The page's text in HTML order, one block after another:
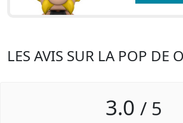
LES AVIS SUR LA POP DE
3.0 / 5